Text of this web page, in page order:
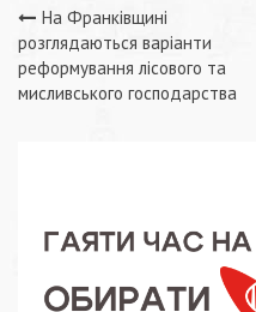
Навігація
записів
На Франківщині
розглядаються варіанти
реформування лісового та
мисливського господарства